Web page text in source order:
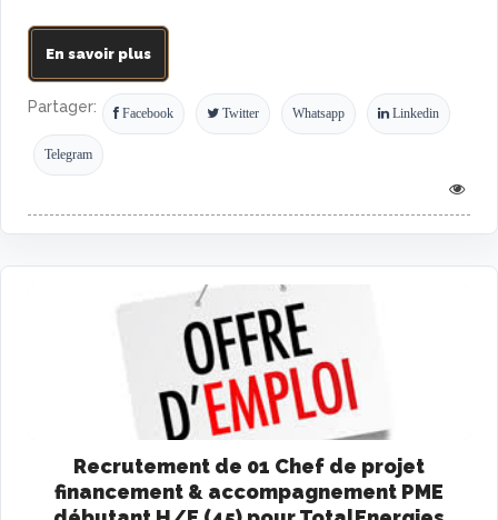
En savoir plus
Partager: Facebook Twitter Whatsapp Linkedin
Telegram
Recrutement de 01 Chef de projet
financement & accompagnement PME